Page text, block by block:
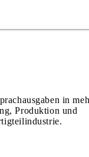
in
Produktion und